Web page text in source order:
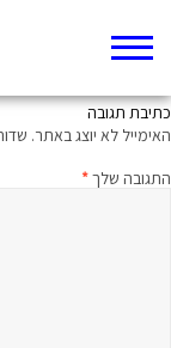
כתיבת תגובה
האימייל לא יוצג באתר.
התגובה שלך*